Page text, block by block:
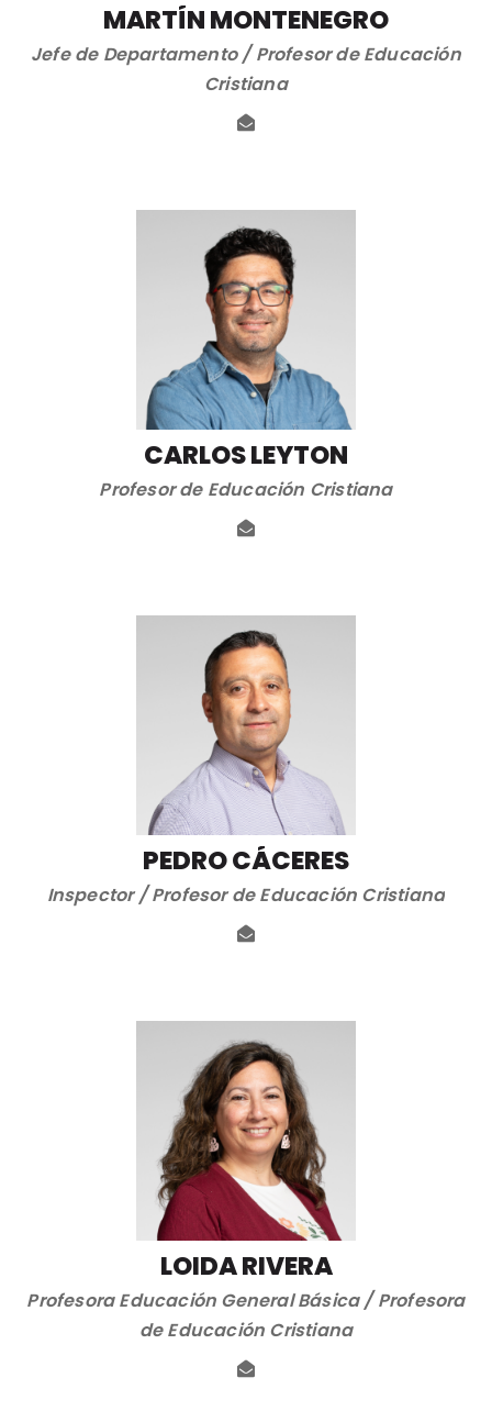
MARTÍN MONTENEGRO
Jefe de Departamento / Profesor de Educación
Cristiana
CARLOS LEYTON
Profesor de Educación Cristiana
PEDRO CÁCERES
Inspector / Profesor de Educación Cristiana
LOIDA RIVERA
Profesora Educación General Básica / Profesora
de Educación Cristiana